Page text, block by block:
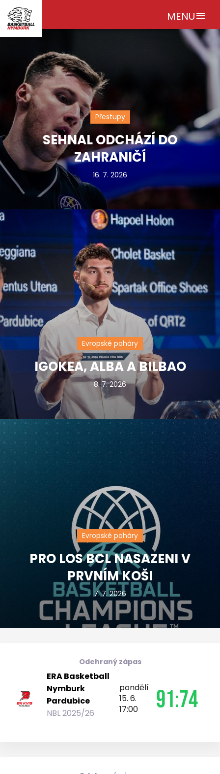
MENUmenu
Přestupy
SEHNAL ODCHÁZÍ DO
ZAHRANIČÍ
16. 7. 2026
Evropské poháry
IGOKEA, ALBA A BILBAO
8. 7. 2026
Evropské poháry
PRO LOS BCL NASAZENI V
PRVNÍM KOŠI
7. 7. 2026
Odehraný zápas
ERA Basketball
Nymburk
Pardubice
NBL 2025/26
pondělí
15. 6.
17:00
91:74